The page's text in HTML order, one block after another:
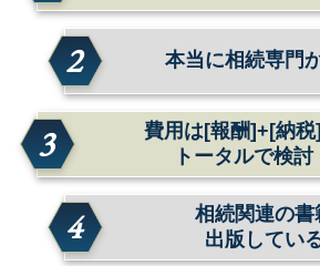
2 本当に相続専門
3
費用は[報酬]+[納
トータルで検討
4
相続関連の書
出版してい